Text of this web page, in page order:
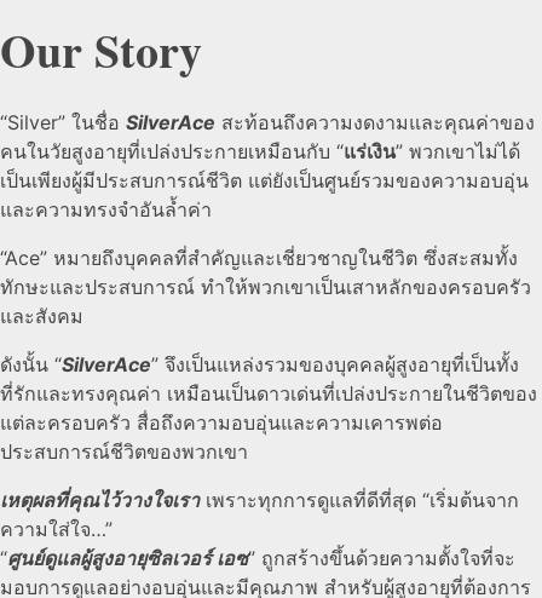
Our Story
“Silver” ในชื่อ SilverAce สะท้อนถึงความงดงามและคุณค่าของ
คนในวัยสูงอายุที่เปล่งประกายเหมือนกับ “แร่เงิน” พวกเขาไม่ได้
เป็นเพียงผู้มีประสบการณ์ชีวิต แต่ยังเป็นศูนย์รวมของความอบอุ่น
และความทรงจำอันล้ำค่า
“Ace” หมายถึงบุคคลที่สำคัญและเชี่ยวชาญในชีวิต ซึ่งสะสมทั้ง
ทักษะและประสบการณ์ ทำให้พวกเขาเป็นเสาหลักของครอบครัว
และสังคม
ดังนั้น “SilverAce” จึงเป็นแหล่งรวมของบุคคลผู้สูงอายุที่เป็นทั้ง
ที่รักและทรงคุณค่า เหมือนเป็นดาวเด่นที่เปล่งประกายในชีวิตของ
แต่ละครอบครัว สื่อถึงความอบอุ่นและความเคารพต่อ
ประสบการณ์ชีวิตของพวกเขา
เหตุผลที่คุณไว้วางใจเราเพราะทุกการดูแลที่ดีที่สุด “เริ่มต้นจาก
ความใส่ใจ…”
“ศูนย์ดูแลผู้สูงอายุซิลเวอร์ เอซ” ถูกสร้างขึ้นด้วยความตั้งใจที่จะ
มอบการดูแลอย่างอบอุ่นและมีคุณภาพ สำหรับผู้สูงอายุที่ต้องการ